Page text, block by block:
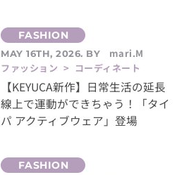
MAY 16TH, 2026. BY
mari.M
ファッション > コーディネート
【KEYUCA新作】日常生活の延長
線上で運動ができちゃう！「タイ
パ アクティブウェア」登場